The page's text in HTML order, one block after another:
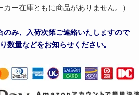
カー在庫ともに商品がありません。）
み、入荷次第ご連絡いたしますので
数量などをお知らせください。